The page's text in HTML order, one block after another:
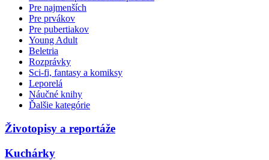
Pre najmenších
Pre prvákov
Pre pubertiakov
Young Adult
Beletria
Rozprávky
Sci-fi, fantasy a komiksy
Leporelá
Náučné knihy
Ďalšie kategórie
Životopisy a reportáže
Kuchárky